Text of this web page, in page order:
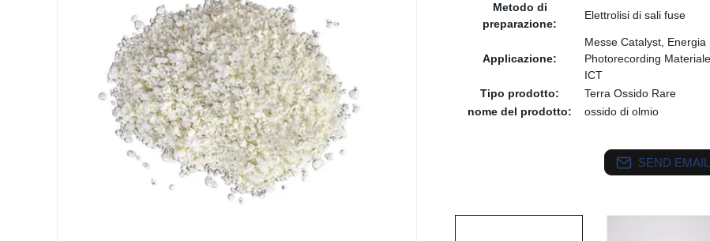
Metodo di
preparazione:
Elettrolisi di sali fuse
Applicazione:
Messe Catalyst,
Photorecording
ICT
Tipo prodotto:
Terra Ossido Rare
nome del prodotto:
ossido di olmio
SEND